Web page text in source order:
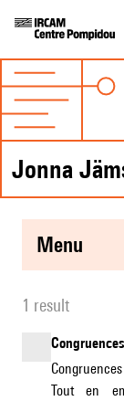
Jonna
menu
1 result
Tout en